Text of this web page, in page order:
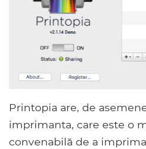
Printopia are, de
imprimanta, care este o
convenabilă de a